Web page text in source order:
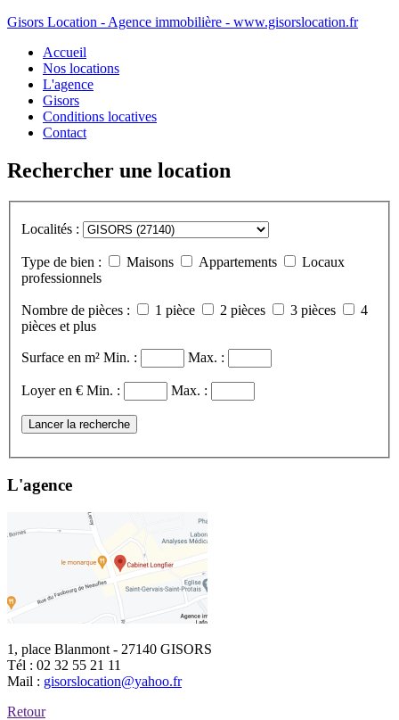
Gisors Location - Agence immobilière - www.gisorslocation.fr
Accueil
Nos locations
L'agence
Gisors
Conditions locatives
Contact
Rechercher une location
Localités :
Type de bien : Maisons Appartements
Locaux
professionnels
Nombre de pièces : 1 pièce 2 pièces 3 pièces
4
pièces et plus
Surface en m² Min. : Max. :
Loyer en € Min. : Max. :
Lancer la recherche
L'agence
1, place Blanmont - 27140 GISORS
Tél : 02 32 55 21 11
Mail : gisorslocation@yahoo.fr
Retour